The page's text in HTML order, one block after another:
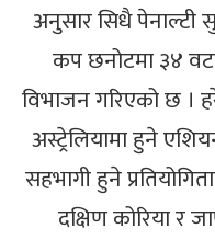
अनुसार सिधै
कप छनोटमा ३४
विभाजन गरिएको छ ।
अस्ट्रेलियामा हुने
सहभागी हुने
दक्षिण कोरिया र